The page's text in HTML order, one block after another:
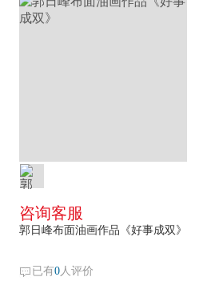
咨询客服
郭日峰布面油画作品《好事成双》
已有0人评价